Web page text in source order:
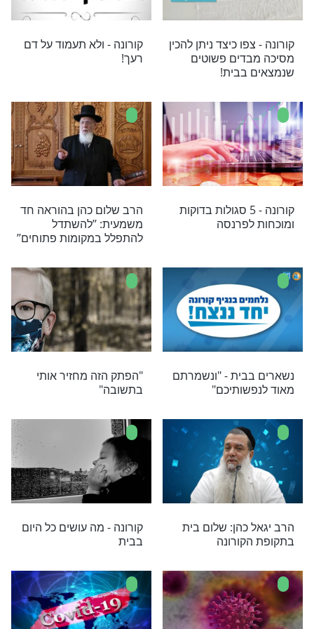
במסר קצר ובו עצות לחיזוק הנפש בזמן אי
עמה מגיפת הקורונה
יגאל כהן בעצה
הכלכלי
היום בשידור חי: מעמד
תפילה עולמי לעצירת
המגפה
פנגר מביא
הקורונה
פסק הלכה של הגר"ש כהן:
"יעשו עוד מניין לגברים